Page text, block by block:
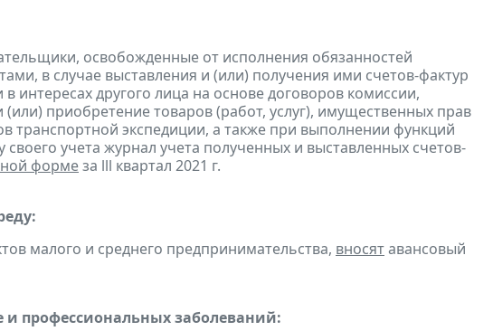
освобожденные от исполнения обязанностей
в случае выставления и (или) получения ими счетов-фактур
интересах другого лица на основе договоров комиссии,
приобретение товаров (работ, услуг), имущественных прав
транспортной экспедиции, а также при выполнении функций
учета журнал учета полученных и выставленных счетов-
формеза lll квартал 2021 г.
малого и среднего предпринимательства, вносятавансовый
и профессиональных заболеваний: